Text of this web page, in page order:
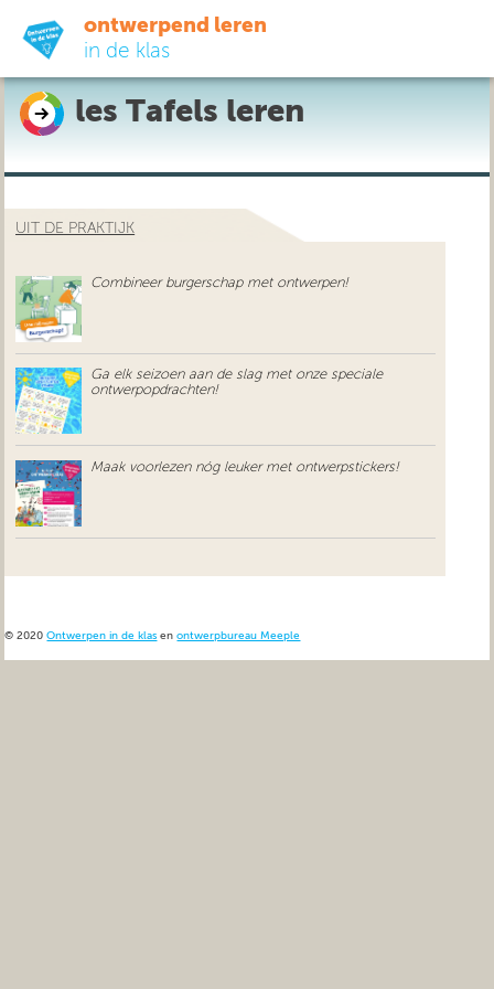
ontwerpend leren
in de klas
ready-to-go
do-it-yourself
uit de praktijk
over ons
les Tafels leren
UIT DE PRAKTIJK
Combineer burgerschap met ontwerpen!
Ga elk seizoen aan de slag met onze speciale
ontwerpopdrachten!
Maak voorlezen nóg leuker met ontwerpstickers!
© 2020Ontwerpen in de klas enontwerpbureau Meeple